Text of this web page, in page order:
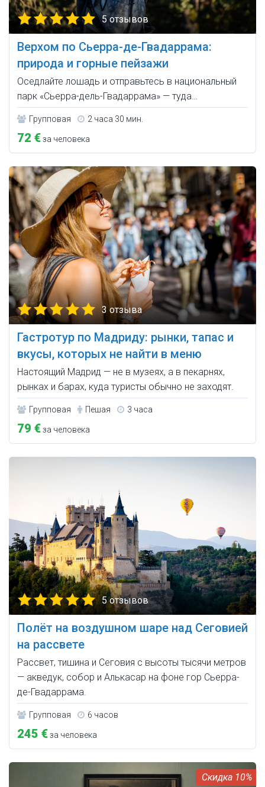
5 отзывов
Верхом по Сьерра-де-Гвадаррама:
природа и горные пейзажи
Оседлайте лошадь и отправьтесь в национальный
парк «Сьерра-дель-Гвадаррама» — туда…
Групповая 2 часа 30 мин.
72 €за человека
3 отзыва
Гастротур по Мадриду: рынки, тапас и
вкусы, которых не найти в меню
Настоящий Мадрид — не в музеях, а в пекарнях,
рынках и барах, куда туристы обычно не заходят.
Групповая Пешая 3 часа
79 €за человека
5 отзывов
Полёт на воздушном шаре над Сеговией
на рассвете
Рассвет, тишина и Сеговия с высоты тысячи метров
— акведук, собор и Алькасар на фоне гор Сьерра-
де-Гвадаррама.
Групповая 6 часов
245 €за человека
10%